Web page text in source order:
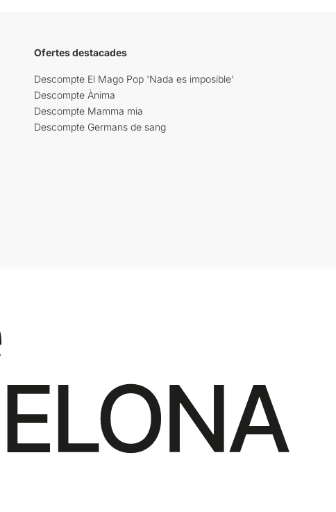
Ofertes destacades
Descompte El Mago Pop 'Nada es imposible'
Descompte Ànima
Descompte Mamma mia
Descompte Germans de sang